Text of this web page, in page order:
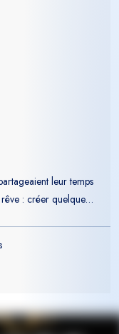
leur temps
: créer quelque
et à imaginer
Elle croyait
pour commencer à
était simple : offrir